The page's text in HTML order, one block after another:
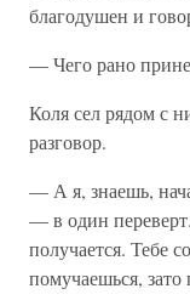
благодушен и
— Чего рано
Коля сел рядом с
разговор.
— А я, знаешь,
— в один
получается. Тебе
помучаешься,